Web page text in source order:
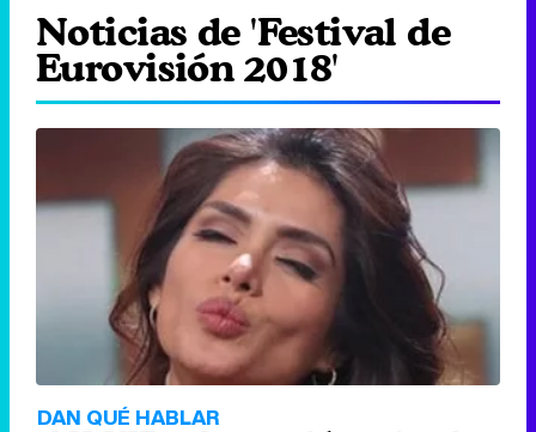
Noticias de 'Festival de
Eurovisión 2018'
DAN QUÉ HABLAR